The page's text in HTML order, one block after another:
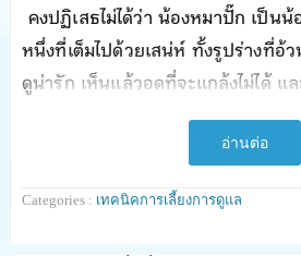
คงปฏิเสธไม่ได้ว่า น้องหมาปั๊ก เป็น
หนึ่งที่เต็มไปด้วยเสน่ห์ ทั้งรูปร่างที่อ้
ดูน่ารัก เห็นแล้วอดที่จะแกล้งไม่ได้ แ
ของเจ้าปั๊กนี่เองทำให้ใครเห็นใครก็อย
… แต่พอเข้าไปใกล้เท่านั้นแหละ!! เรา
จากเจ้าปั๊กทันที และพอได้กลิ่นอันไม่
ถึงกับหมดอารมณ์พิศวาสในตัวเจ้าปั๊กกั
อ่านต่อ
Categories : เทคนิคการเลี้ยงการดูแล